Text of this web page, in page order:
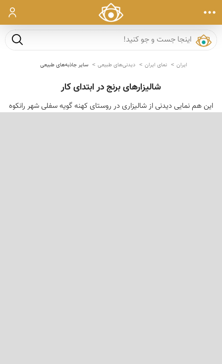
ورود
جست و
ایران نمای ایران دیدنی‌های طبیعی سایر جاذبه‌های طبیعی
شالیزارهای برنج در ابتدای كار
این هم نمایی دیدنی از شالیزاری در روستای كهنه گویه سفلی شهر رانكوه